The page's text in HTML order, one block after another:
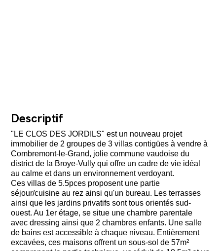
Descriptif
"LE CLOS DES JORDILS" est un nouveau projet
immobilier de 2 groupes de 3 villas contigües à vendre à
Combremont-le-Grand, jolie commune vaudoise du
district de la Broye-Vully qui offre un cadre de vie idéal
au calme et dans un environnement verdoyant.
Ces villas de 5.5pces proposent une partie
séjour/cuisine au rez ainsi qu'un bureau. Les terrasses
ainsi que les jardins privatifs sont tous orientés sud-
ouest. Au 1er étage, se situe une chambre parentale
avec dressing ainsi que 2 chambres enfants. Une salle
de bains est accessible à chaque niveau. Entièrement
excavées, ces maisons offrent un sous-sol de 57m²